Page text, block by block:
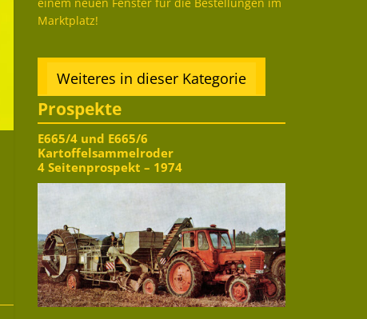
Marktplatz!
Weiteres in dieser Kategorie
Prospekte
E665/4 und E665/6
Kartoffelsammelroder
4 Seitenprospekt – 1974